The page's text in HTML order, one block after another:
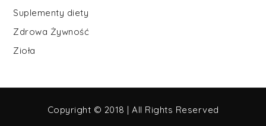
Suplementy diety
Zdrowa Żywność
Zioła
Copyright © 2018 | All Rights Reserved